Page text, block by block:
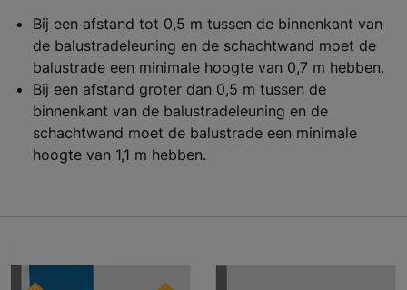
Bij een afstand tot 0,5 m tussen de binnenkant van
de balustradeleuning en de schachtwand moet de
balustrade een minimale hoogte van 0,7 m hebben.
Bij een afstand groter dan 0,5 m tussen de
binnenkant van de balustradeleuning en de
schachtwand moet de balustrade een minimale
hoogte van 1,1 m hebben.